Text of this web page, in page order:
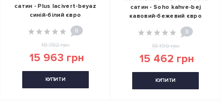
сатин - Plus lacivert-beyaz
синій-білий євро
0
18 782 грн
15 963 грн
КУПИТИ
сатин - Soho kahve-bej
кавовий-бежевий євро
0
18 190 грн
15 462 грн
КУПИТИ